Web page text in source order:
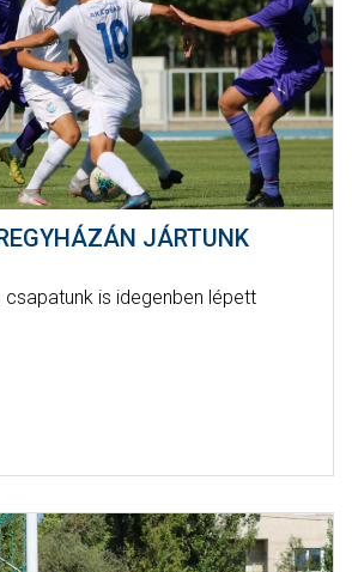
JÁRTUNK
csapatunk is idegenben lépett